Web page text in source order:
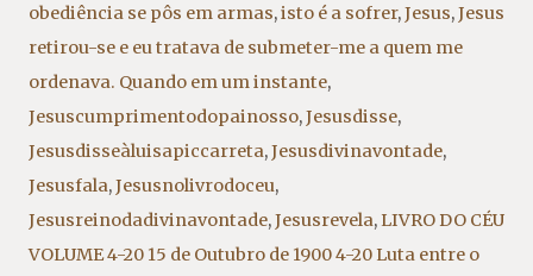
obediência se pôs em armas,isto é a sofrer,Jesus,Jesus
retirou-se e eu tratava de submeter-me a quem me
ordenava. Quando em um instante,
Jesuscumprimentodopainosso,Jesusdisse,
Jesusdisseàluisapiccarreta,Jesusdivinavontade,
Jesusfala,Jesusnolivrodoceu,
Jesusreinodadivinavontade,Jesusrevela,LIVRO DO CÉU
VOLUME 4-20 15 de Outubro de 1900 4-20 Luta entre o